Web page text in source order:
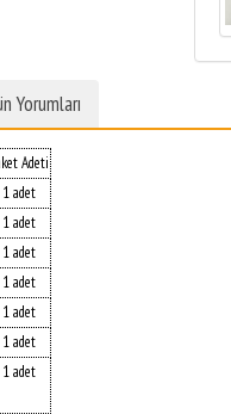
Yorumları
Adeti
1 adet
1 adet
1 adet
1 adet
1 adet
1 adet
1 adet